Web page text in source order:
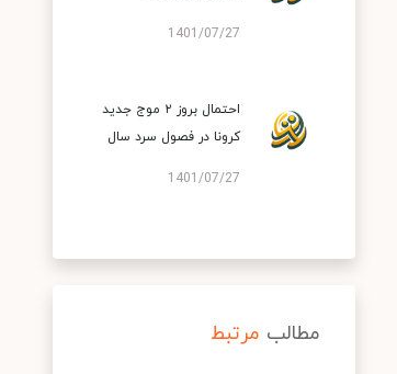
1401/07/27
احتمال بروز ۲ موج جدید
کرونا در فصول سرد سال
1401/07/27
مطالب مرتبط